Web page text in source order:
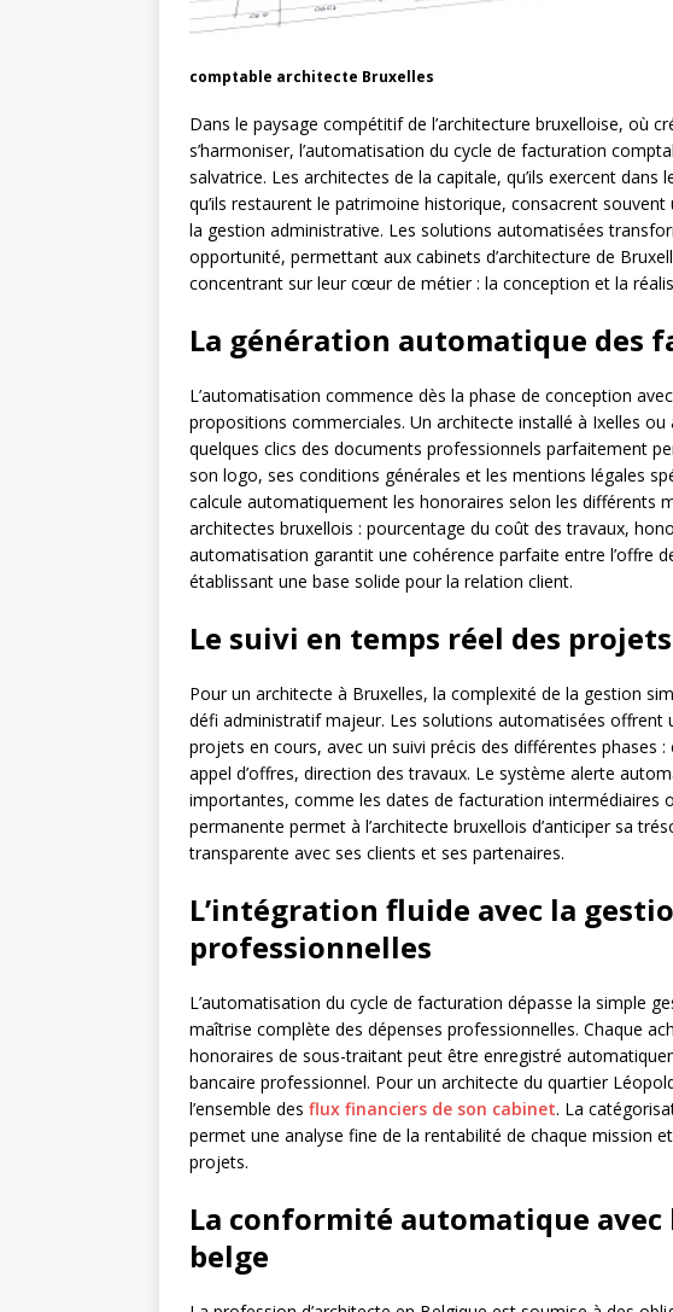
comptable architecte Bruxelles
Dans le paysage compétitif de l’architecture bruxelloise, où
s’harmoniser, l’automatisation du cycle de facturation
salvatrice. Les architectes de la capitale, qu’ils exercent
qu’ils restaurent le patrimoine historique, consacrent
la gestion administrative. Les solutions automatisées
opportunité, permettant aux cabinets d’architecture de
concentrant sur leur cœur de métier : la conception et la
La génération automatique des
L’automatisation commence dès la phase de conception
propositions commerciales. Un architecte installé à Ixelles
quelques clics des documents professionnels parfaitement
son logo, ses conditions générales et les mentions légales
calcule automatiquement les honoraires selon les différents
architectes bruxellois : pourcentage du coût des travaux,
automatisation garantit une cohérence parfaite entre l’offre
établissant une base solide pour la relation client.
Le suivi en temps réel des
Pour un architecte à Bruxelles, la complexité de la gestion
défi administratif majeur. Les solutions automatisées offrent
projets en cours, avec un suivi précis des différentes phases
appel d’offres, direction des travaux. Le système alerte
importantes, comme les dates de facturation intermédiaires
permanente permet à l’architecte bruxellois d’anticiper sa
transparente avec ses clients et ses partenaires.
L’intégration fluide avec la
professionnelles
L’automatisation du cycle de facturation dépasse la simple
maîtrise complète des dépenses professionnelles. Chaque
honoraires de sous-traitant peut être enregistré
bancaire professionnel. Pour un architecte du quartier
l’ensemble des flux financiers de son cabinet. La
permet une analyse fine de la rentabilité de chaque mission
projets.
La conformité automatique
belge